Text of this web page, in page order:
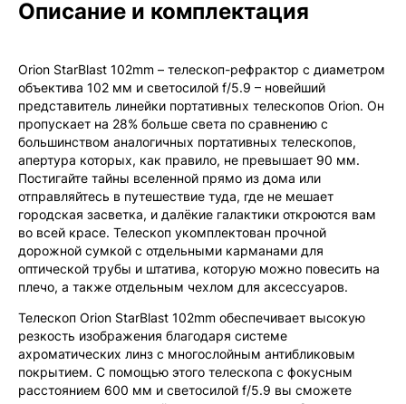
Мы продаём только оригинальную продукцию с
Описание и комплектация
Orion StarBlast 102mm – телескоп-рефрактор с диаметром
объектива 102 мм и светосилой f/5.9 – новейший
представитель линейки портативных телескопов Orion. Он
пропускает на 28% больше света по сравнению с
большинством аналогичных портативных телескопов,
апертура которых, как правило, не превышает 90 мм.
Постигайте тайны вселенной прямо из дома или
отправляйтесь в путешествие туда, где не мешает
городская засветка, и далёкие галактики откроются вам
во всей красе. Телескоп укомплектован прочной
дорожной сумкой с отдельными карманами для
оптической трубы и штатива, которую можно повесить на
плечо, а также отдельным чехлом для аксессуаров.
Телескоп Orion StarBlast 102mm обеспечивает высокую
резкость изображения благодаря системе
ахроматических линз с многослойным антибликовым
покрытием. С помощью этого телескопа с фокусным
расстоянием 600 мм и светосилой f/5.9 вы сможете